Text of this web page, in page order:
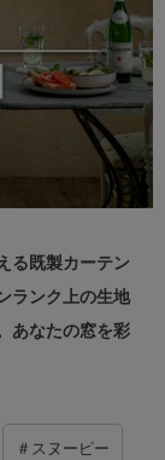
、対象地域や
ます。
何卒ご理解賜
間中のご注文
す。
る既製カーテン
ランク上の生地
あなたの窓を彩
＃スヌーピー